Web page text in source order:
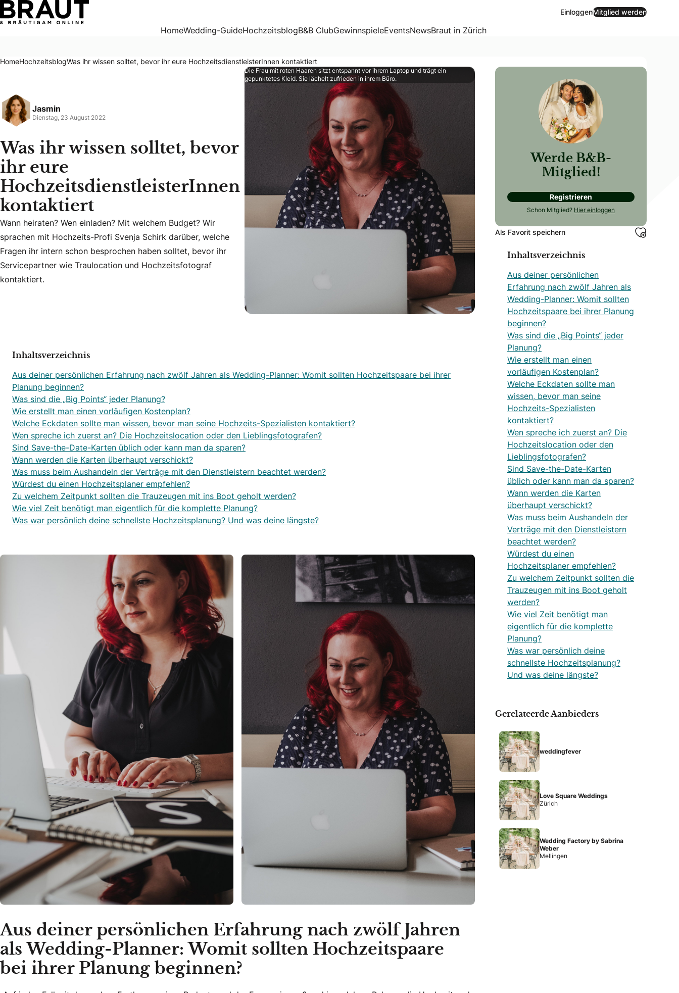
Was ihr wissen solltet, bevor ihr eure HochzeitsdienstleisterInnen kontaktiert
EinloggenMitglied werden
HomeWedding-GuideHochzeitsblogB&B ClubGewinnspieleEventsNewsBraut in Zürich
HomeHochzeitsblogWas ihr wissen solltet, bevor ihr eure HochzeitsdienstleisterInnen kontaktiert
Jasmin
Dienstag, 23 August 2022
Was ihr wissen solltet, bevor
ihr eure
HochzeitsdienstleisterInnen
kontaktiert
Wann heiraten? Wen einladen? Mit welchem Budget? Wir sprachen mit Hochzeits-Profi Svenja Schirk darüber, welche Fragen ihr intern schon besprochen haben solltet, bevor
Wann heiraten? Wen einladen? Mit welchem Budget? Wir
sprachen mit Hochzeits-Profi Svenja Schirk darüber, welche
Fragen ihr intern schon besprochen haben solltet, bevor ihr
Servicepartner wie Traulocation und Hochzeitsfotograf
kontaktiert.
Die Frau mit roten Haaren sitzt entspannt vor ihrem Laptop und trägt ein
gepunktetes Kleid. Sie lächelt zufrieden in ihrem Büro.
Inhaltsverzeichnis
Aus deiner persönlichen Erfahrung nach zwölf Jahren als Wedding-Planner: Womit sollten Hochzeitspaare bei ihrer
Planung beginnen?
Was sind die „Big Points“ jeder Planung?
Wie erstellt man einen vorläufigen Kostenplan?
Welche Eckdaten sollte man wissen, bevor man seine Hochzeits-Spezialisten kontaktiert?
Wen spreche ich zuerst an? Die Hochzeitslocation oder den Lieblingsfotografen?
Sind Save-the-Date-Karten üblich oder kann man da sparen?
Wann werden die Karten überhaupt verschickt?
Was muss beim Aushandeln der Verträge mit den Dienstleistern beachtet werden?
Würdest du einen Hochzeitsplaner empfehlen?
Zu welchem Zeitpunkt sollten die Trauzeugen mit ins Boot geholt werden?
Wie viel Zeit benötigt man eigentlich für die komplette Planung?
Was war persönlich deine schnellste Hochzeitsplanung? Und was deine längste?
Aus deiner persönlichen Erfahrung nach zwölf Jahren
als Wedding-Planner: Womit sollten Hochzeitspaare
bei ihrer Planung beginnen?
Werde B&B-
Mitglied!
Registrieren
Schon Mitglied? Hier einloggen
Als Favorit speichern
Inhaltsverzeichnis
Aus deiner persönlichen
Erfahrung nach zwölf Jahren als
Wedding-Planner: Womit sollten
Hochzeitspaare bei ihrer Planung
beginnen?
Was sind die „Big Points“ jeder
Planung?
Wie erstellt man einen
vorläufigen Kostenplan?
Welche Eckdaten sollte man
wissen, bevor man seine
Hochzeits-Spezialisten
kontaktiert?
Wen spreche ich zuerst an? Die
Hochzeitslocation oder den
Lieblingsfotografen?
Sind Save-the-Date-Karten
üblich oder kann man da sparen?
Wann werden die Karten
überhaupt verschickt?
Was muss beim Aushandeln der
Verträge mit den Dienstleistern
beachtet werden?
Würdest du einen
Hochzeitsplaner empfehlen?
Zu welchem Zeitpunkt sollten die
Trauzeugen mit ins Boot geholt
werden?
Wie viel Zeit benötigt man
eigentlich für die komplette
Planung?
Was war persönlich deine
schnellste Hochzeitsplanung?
Und was deine längste?
Gerelateerde Aanbieders
weddingfever
Love Square Weddings
Zürich
Wedding Factory by Sabrina
Weber
Mellingen